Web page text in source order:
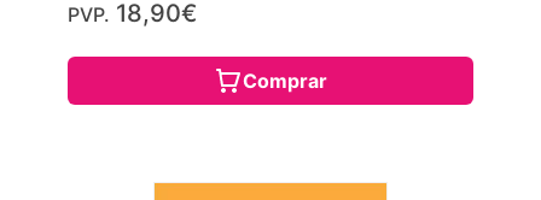
PVP. 18,90€
Comprar